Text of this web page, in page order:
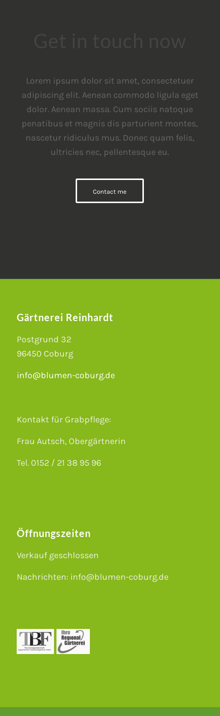
Lorem ipsum dolor sit amet, consectetuer
adipiscing elit. Aenean commodo ligula eget
dolor. Aenean massa. Cum sociis natoque
penatibus et magnis dis parturient montes,
nascetur ridiculus mus. Donec quam felis,
ultricies nec, pellentesque eu.
Contact me
Gärtnerei Reinhardt
Postgrund 32
96450 Coburg
info@blumen-coburg.de
Kontakt für Grabpflege:
Frau Autsch, Obergärtnerin
Tel. 0152 / 21 38 95 96
Öffnungszeiten
Verkauf geschlossen
Nachrichten: info@blumen-coburg.de